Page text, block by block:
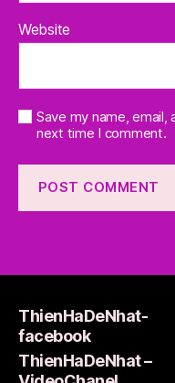
Website
Save my name,
next time I comment.
ThienHaDeNhat-
facebook
ThienHaDeNhat –